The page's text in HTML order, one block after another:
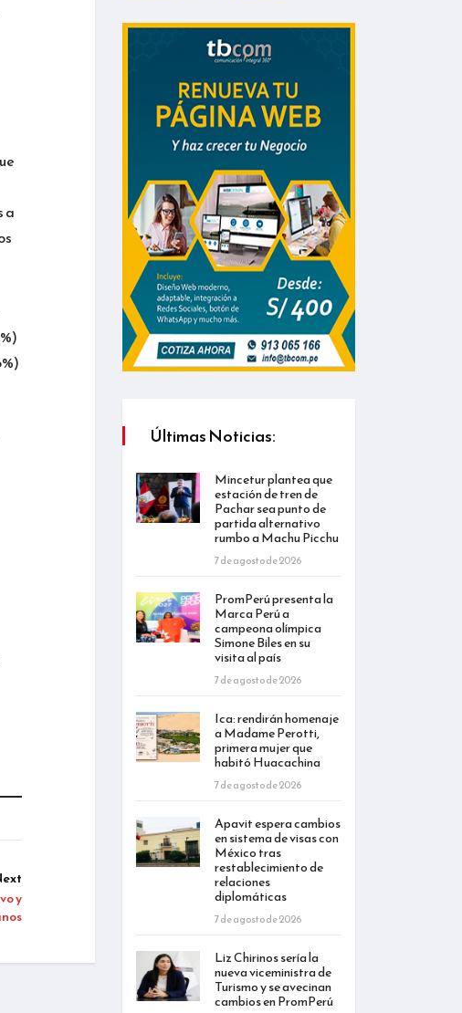
a
y
Últimas Noticias:
Mincetur plantea que
estación de tren de
Pachar sea punto de
partida alternativo
rumbo a Machu Picchu
7 de agosto de 2026
PromPerú presenta la
Marca Perú a
campeona olímpica
Simone Biles en su
visita al país
7 de agosto de 2026
Ica: rendirán homenaje
a Madame Perotti,
primera mujer que
habitó Huacachina
7 de agosto de 2026
Apavit espera cambios
en sistema de visas con
México tras
restablecimiento de
relaciones
diplomáticas
7 de agosto de 2026
Liz Chirinos sería la
nueva viceministra de
Turismo y se avecinan
cambios en PromPerú